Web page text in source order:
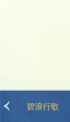
碧浪行歌